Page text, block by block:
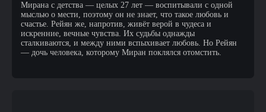
Мирана с детства — целых 27 лет — воспитывали с одной
мыслью о мести, поэтому он не знает, что такое любовь и
счастье. Рейян же, напротив, живёт верой в чудеса и
искренние, вечные чувства. Их судьбы однажды
сталкиваются, и между ними вспыхивает любовь. Но Рейян
— дочь человека, которому Миран поклялся отомстить.